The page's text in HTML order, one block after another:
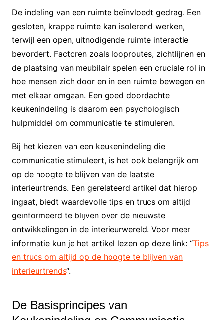
De indeling van een ruimte beïnvloedt gedrag. Een
gesloten, krappe ruimte kan isolerend werken,
terwijl een open, uitnodigende ruimte interactie
bevordert. Factoren zoals looproutes, zichtlijnen en
de plaatsing van meubilair spelen een cruciale rol in
hoe mensen zich door en in een ruimte bewegen en
met elkaar omgaan. Een goed doordachte
keukenindeling is daarom een psychologisch
hulpmiddel om communicatie te stimuleren.
Bij het kiezen van een keukenindeling die
communicatie stimuleert, is het ook belangrijk om
op de hoogte te blijven van de laatste
interieurtrends. Een gerelateerd artikel dat hierop
ingaat, biedt waardevolle tips en trucs om altijd
geïnformeerd te blijven over de nieuwste
ontwikkelingen in de interieurwereld. Voor meer
informatie kun je het artikel lezen op deze link: “Tips
en trucs om altijd op de hoogte te blijven van
interieurtrends“.
De Basisprincipes van